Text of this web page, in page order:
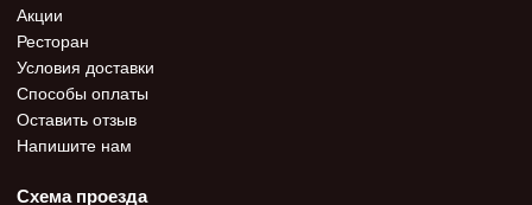
Акции
Ресторан
Условия доставки
Способы оплаты
Оставить отзыв
Напишите нам
Схема проезда